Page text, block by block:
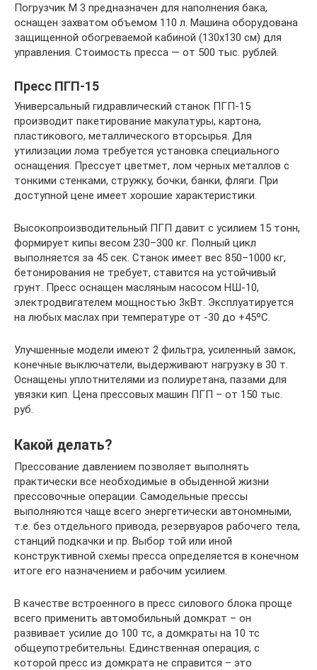
Погрузчик М 3 предназначен для наполнения бака,
оснащен захватом объемом 110 л. Машина оборудована
защищенной обогреваемой кабиной (130х130 см) для
управления. Стоимость пресса — от 500 тыс. рублей.
Пресс ПГП-15
Универсальный гидравлический станок ПГП-15
производит пакетирование макулатуры, картона,
пластикового, металлического вторсырья. Для
утилизации лома требуется установка специального
оснащения. Прессует цветмет, лом черных металлов с
тонкими стенками, стружку, бочки, банки, фляги. При
доступной цене имеет хорошие характеристики.
Высокопроизводительный ПГП давит с усилием 15 тонн,
формирует кипы весом 230–300 кг. Полный цикл
выполняется за 45 сек. Станок имеет вес 850–1000 кг,
бетонирования не требует, ставится на устойчивый
грунт. Пресс оснащен масляным насосом НШ-10,
электродвигателем мощностью 3кВт. Эксплуатируется
на любых маслах при температуре от -30 до +45ºC.
Улучшенные модели имеют 2 фильтра, усиленный замок,
конечные выключатели, выдерживают нагрузку в 30 т.
Оснащены уплотнителями из полиуретана, пазами для
увязки кип. Цена прессовых машин ПГП – от 150 тыс.
руб.
Какой делать?
Прессование давлением позволяет выполнять
практически все необходимые в обыденной жизни
прессовочные операции. Самодельные прессы
выполняются чаще всего энергетически автономными,
т.е. без отдельного привода, резервуаров рабочего тела,
станций подкачки и пр. Выбор той или иной
конструктивной схемы пресса определяется в конечном
итоге его назначением и рабочим усилием.
В качестве встроенного в пресс силового блока проще
всего применить автомобильный домкрат – он
развивает усилие до 100 тс, а домкраты на 10 тс
общеупотребительны. Единственная операция, с
которой пресс из домкрата не справится – это